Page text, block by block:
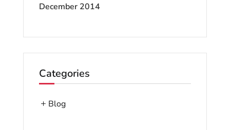
December 2014
Categories
Blog